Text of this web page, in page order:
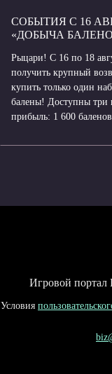
СОБЫТИЯ С 16
«ДОБЫЧА
Рыцари! С 16 по 18
получить крупный
купить только один
балены! Доступны три
прибыль: 1 600
Игровой
Условия